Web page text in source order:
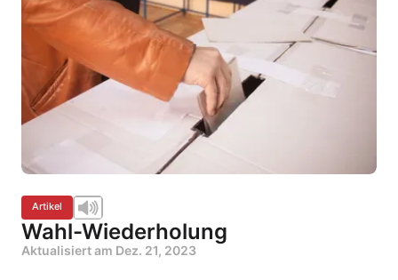
Artikel
Wahl-Wiederholung
Aktualisiert am Dez. 21, 2023